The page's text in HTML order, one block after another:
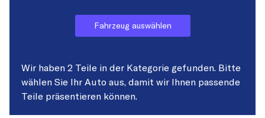
Fahrzeug auswählen
Wir haben 2 Teile in der Kategorie gefunden. Bitte
wählen Sie Ihr Auto aus, damit wir Ihnen passende
Teile präsentieren können.